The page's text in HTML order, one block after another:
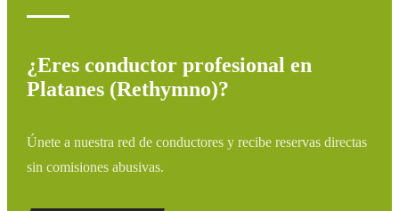
¿Eres conductor profesional en
Platanes (Rethymno)?
Únete a nuestra red de conductores y recibe reservas directas
sin comisiones abusivas.